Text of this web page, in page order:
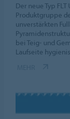
Der neue Typ
Produktgruppe
unverstärkten
bei Teig- und
Laufseite